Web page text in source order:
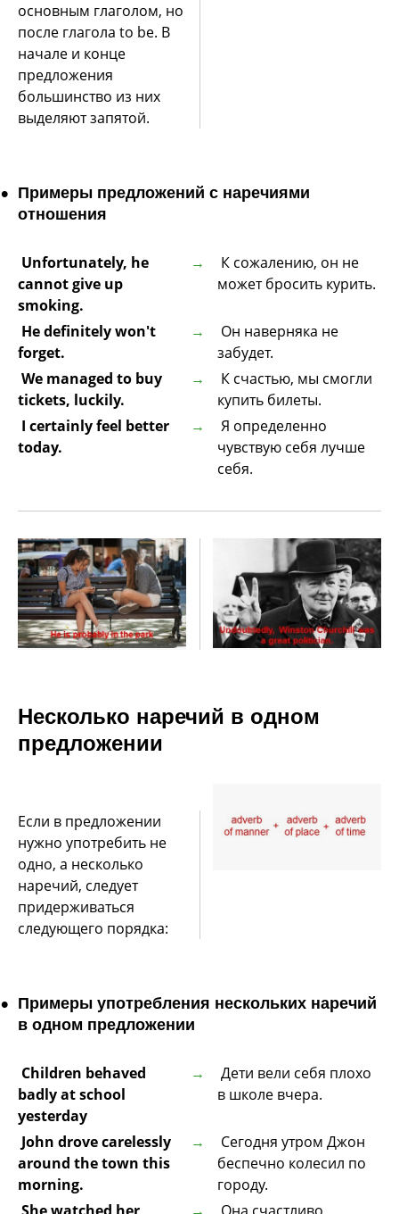
основным глаголом, но
после глагола to be. В
начале и конце
предложения
большинство из них
выделяют запятой.
Примеры предложений с наречиями
отношения
Unfortunately, he
cannot give up
smoking.
К сожалению, он не
может бросить курить.
He definitely won't
forget.
Он наверняка не
забудет.
We managed to buy
tickets, luckily.
К счастью, мы смогли
купить билеты.
I certainly feel better
today.
Я определенно
чувствую себя лучше
себя.
Несколько наречий в одном
предложении
Если в предложении
нужно употребить не
одно, а несколько
наречий, следует
придерживаться
следующего порядка:
Примеры употребления нескольких наречий
в одном предложении
Children behaved
badly at school
yesterday
Дети вели себя плохо
в школе вчера.
John drove carelessly
around the town this
morning.
Сегодня утром Джон
беспечно колесил по
городу.